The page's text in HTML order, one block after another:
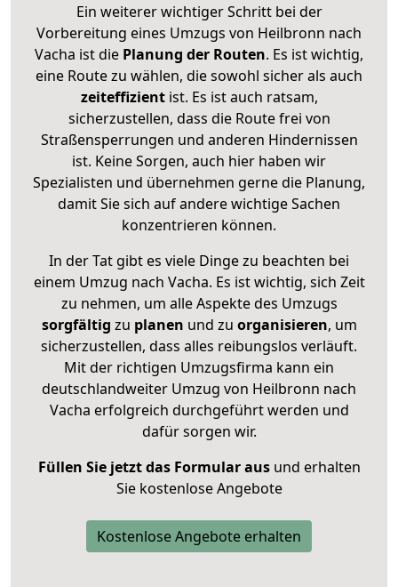
Ein weiterer wichtiger Schritt bei der
Vorbereitung eines Umzugs von Heilbronn nach
Vacha ist die Planung der Routen. Es ist wichtig,
eine Route zu wählen, die sowohl sicher als auch
zeiteffizientist. Es ist auch ratsam,
sicherzustellen, dass die Route frei von
Straßensperrungen und anderen Hindernissen
ist. Keine Sorgen, auch hier haben wir
Spezialisten und übernehmen gerne die Planung,
damit Sie sich auf andere wichtige Sachen
konzentrieren können.
In der Tat gibt es viele Dinge zu beachten bei
einem Umzug nach Vacha. Es ist wichtig, sich Zeit
zu nehmen, um alle Aspekte des Umzugs
sorgfältig zu planen und zu organisieren, um
sicherzustellen, dass alles reibungslos verläuft.
Mit der richtigen Umzugsfirma kann ein
deutschlandweiter Umzug von Heilbronn nach
Vacha erfolgreich durchgeführt werden und
dafür sorgen wir.
Füllen Sie jetzt das Formular ausund erhalten
Sie kostenlose Angebote
Kostenlose Angebote erhalten